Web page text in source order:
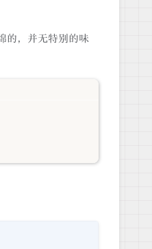
的，并无特别的味